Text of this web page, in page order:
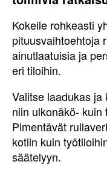
Kokeile rohkeasti
pituusvaihtoehtoja
ainutlaatuisia ja
eri tiloihin.
Valitse laadukas
niin ulkonäkö-
Pimentävät
kotiin kuin
säätelyyn.